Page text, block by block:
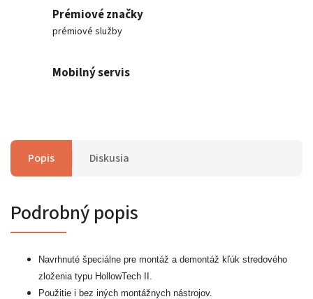
Prémiové značky
prémiové služby
Mobilný servis
Popis Diskusia
Podrobný popis
Navrhnuté špeciálne pre montáž a demontáž kľúk stredového
zloženia typu HollowTech II.
Použitie i bez iných montážnych nástrojov.